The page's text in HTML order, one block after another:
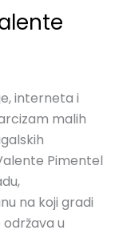
interneta i
malih
Pimentel
na koji gradi
u